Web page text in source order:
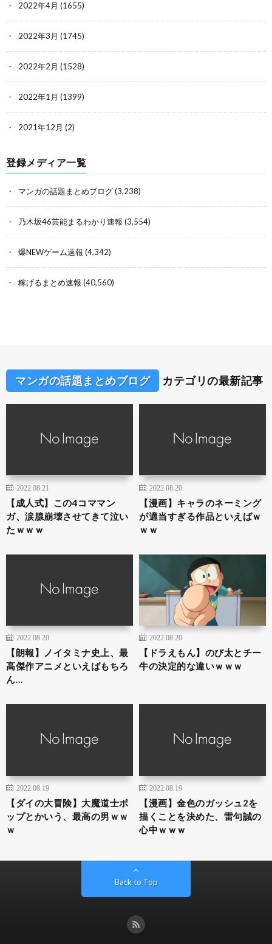
2022年4月 (1655)
2022年3月 (1745)
2022年2月 (1528)
2022年1月 (1399)
2021年12月 (2)
登録メディア一覧
マンガの話題まとめブログ(3,238)
乃木坂46芸能まるわかり速報 (3,554)
爆NEWゲーム速報 (4,342)
稼げるまとめ速報 (40,560)
マンガの話題まとめブログ カテゴリの最新記事
2022.08.21
【成人式】この4コママン
ガ、涙腺崩壊させてきて泣い
たｗｗｗ
2022.08.20
【漫画】キャラのネーミング
が適当すぎる作品といえばｗ
ｗｗ
2022.08.20
【朗報】ノイタミナ史上、最
高傑作アニメといえばもちろ
ん…
2022.08.20
【ドラえもん】のび太とチー
牛の決定的な違いｗｗｗ
2022.08.19
【ダイの大冒険】大魔道士ポ
ップとかいう、最高の男ｗｗ
ｗ
2022.08.19
【漫画】金色のガッシュ2を
描くことを決めた、雷句誠の
心中ｗｗｗ
Back to Top